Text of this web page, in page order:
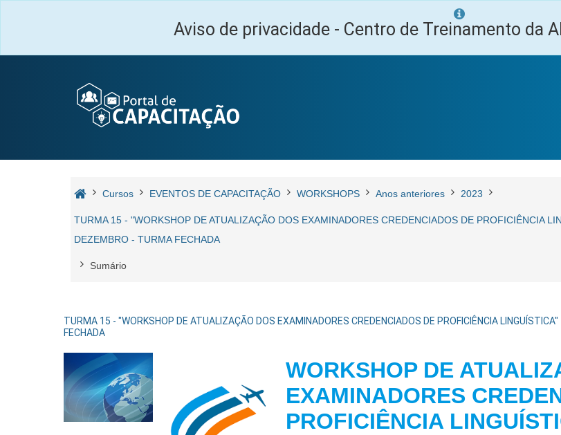
Aviso de privacidade - Centro de Treinamento da
Cursos EVENTOS DE CAPACITAÇÃO WORKSHOPS Anos anteriores 2023
TURMA 15 - "WORKSHOP DE ATUALIZAÇÃO DOS EXAMINADORES CREDENCIADOS DE PROFICIÊNCIA
DEZEMBRO - TURMA FECHADA
Sumário
TURMA 15 - "WORKSHOP DE ATUALIZAÇÃO DOS EXAMINADORES CREDENCIADOS DE PROFICIÊNCIA
FECHADA
WORKSHOP DE
EXAMINADORES
PROFICIÊNCIA